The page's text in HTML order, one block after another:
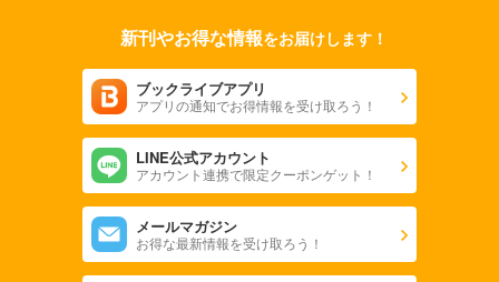
新刊やお得な情報をお届けします！
ブックライブアプリ
アプリの通知でお得情報を受け取ろう！
LINE公式アカウント
アカウント連携で限定クーポンゲット！
メールマガジン
お得な最新情報を受け取ろう！